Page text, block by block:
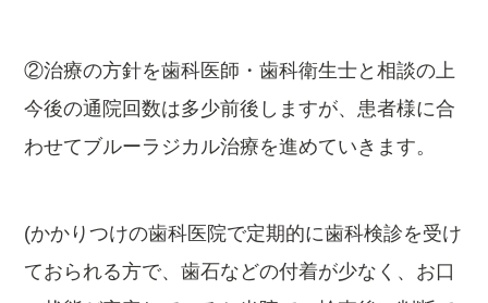
②治療の方針を歯科医師・歯科衛生士と相談の上
今後の通院回数は多少前後しますが、患者様に合
わせてブルーラジカル治療を進めていきます。
(かかりつけの歯科医院で定期的に歯科検診を受け
ておられる方で、歯石などの付着が少なく、お口